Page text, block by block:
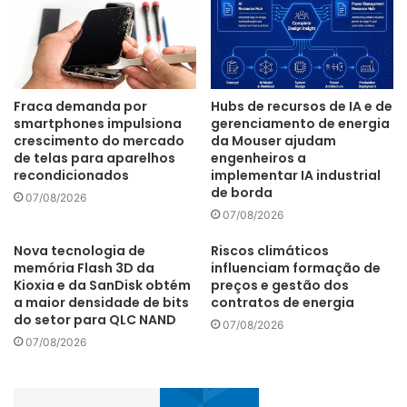
programa Fundo Clima viabiliza o financiamento
reembolsável de recursos do Fundo Nacional de Mudanças
Climáticas (FNMC), em linha com o Plano Anual de
Aplicação de Recursos estabelecido pelo Comitê Gestor
do FNMC.
O Fundo Clima já destinou recursos para apoiar o
desenvolvimento do VLT do Rio de Janeiro, a geração de
energia a partir de biogás no Aterro de Caeiras, em São
Paulo, e o financiamento para implantação de painéis
solares para mais de 800 pessoas físicas e
microempresas, entre outras ações. Cada projeto pode
receber no máximo R$ 30 milhões a cada 12 meses,
Fraca demanda por
smartphones impulsiona
crescimento do mercado
de telas para aparelhos
recondicionados
07/08/2026
Hubs de recursos de IA e de
gerenciamento de energia
da Mouser ajudam
engenheiros a
implementar IA industrial
de borda
07/08/2026
Nova tecnologia de
memória Flash 3D da
Kioxia e da SanDisk obtém
a maior densidade de bits
do setor para QLC NAND
07/08/2026
Riscos climáticos
influenciam formação de
preços e gestão dos
contratos de energia
07/08/2026